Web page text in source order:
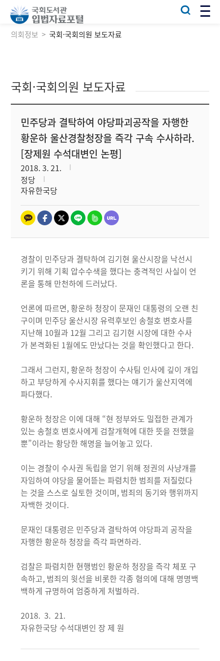
의회정보 국회·국회의원 보도자료
국회·국회의원 보도자료
민주당과 결탁하여 야당파괴공작을 자행한
황운하 울산경찰청장을 즉각 구속 수사하라.
[장제원 수석대변인 논평]
2018. 3. 21.
정당
자유한국당
경찰이 민주당과 결탁하여 김기현 울산시장을 낙선시
키기 위해 기획 압수수색을 했다는 충격적인 사실이 언
론을 통해 만천하에 드러났다.
언론에 따르면, 황운하 청장이 문재인 대통령의 오랜 친
구이며 민주당 울산시장 유력후보인 송철호 변호사를
지난해 10월과 12월 그리고 김기현 시장에 대한 수사
가 본격화된 1월에도 만났다는 것을 확인했다고 한다.
그래서 그런지, 황운하 청장이 수사팀 인사에 깊이 개입
하고 부당하게 수사지휘를 했다는 얘기가 울산지역에
파다했다.
황운하 청장은 이에 대해 “현 정부와도 밀접한 관계가
있는 송철호 변호사에게 검찰개혁에 대한 뜻을 전했을
뿐”이라는 황당한 해명을 늘어놓고 있다.
이는 경찰이 수사권 독립을 얻기 위해 정권의 사냥개를
자임하여 야당을 물어뜯는 파렴치한 범죄를 저질렀다
는 것을 스스로 실토한 것이며, 범죄의 동기와 행위까지
자백한 것이다.
문재인 대통령은 민주당과 결탁하여 야당파괴 공작을
자행한 황운하 청장을 즉각 파면하라.
검찰은 파렴치한 현행범인 황운하 청장을 즉각 체포 구
속하고, 범죄의 윗선을 비롯한 각종 혐의에 대해 명명백
백하게 규명하여 엄중하게 처벌하라.
2018. 3. 21.
자유한국당 수석대변인 장 제 원